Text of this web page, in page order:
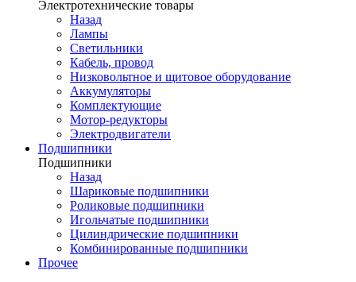
Электротехнические товары
Назад
Лампы
Светильники
Кабель, провод
Низковольтное и щитовое оборудование
Аккумуляторы
Комплектующие
Мотор-редукторы
Электродвигатели
Подшипники
Подшипники
Назад
Шариковые подшипники
Роликовые подшипники
Игольчатые подшипники
Цилиндрические подшипники
Комбинированные подшипники
Прочее